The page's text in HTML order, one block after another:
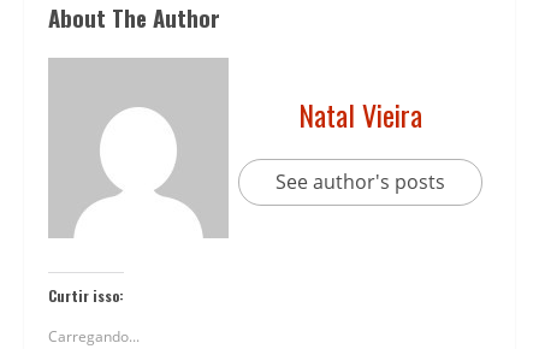
About The Author
Natal Vieira
See author's posts
Curtir isso:
Carregando...